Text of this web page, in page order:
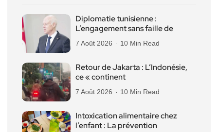
Diplomatie tunisienne :
L’engagement sans faille de
7 Août 2026 10 Min Read
Retour de Jakarta : L’Indonésie,
ce « continent
7 Août 2026 10 Min Read
Intoxication alimentaire chez
l’enfant : La prévention